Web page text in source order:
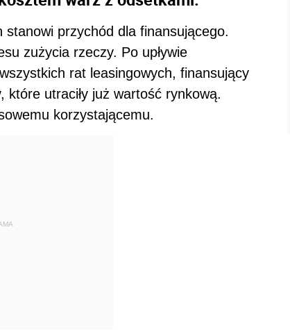
przychód dla finansującego.
zużycia rzeczy. Po upływie
rat leasingowych, finansujący
utraciły już wartość rynkową.
korzystającemu.